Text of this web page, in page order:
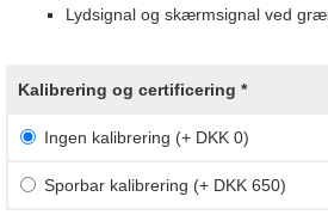
Lydsignal og skærmsignal ved
Kalibrering og certificering *
Ingen kalibrering (+ DKK 0)
Sporbar kalibrering (+ DKK 650)